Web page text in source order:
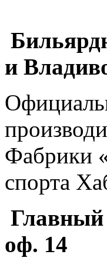
и
Фабрики
спорта
Главный
оф. 14